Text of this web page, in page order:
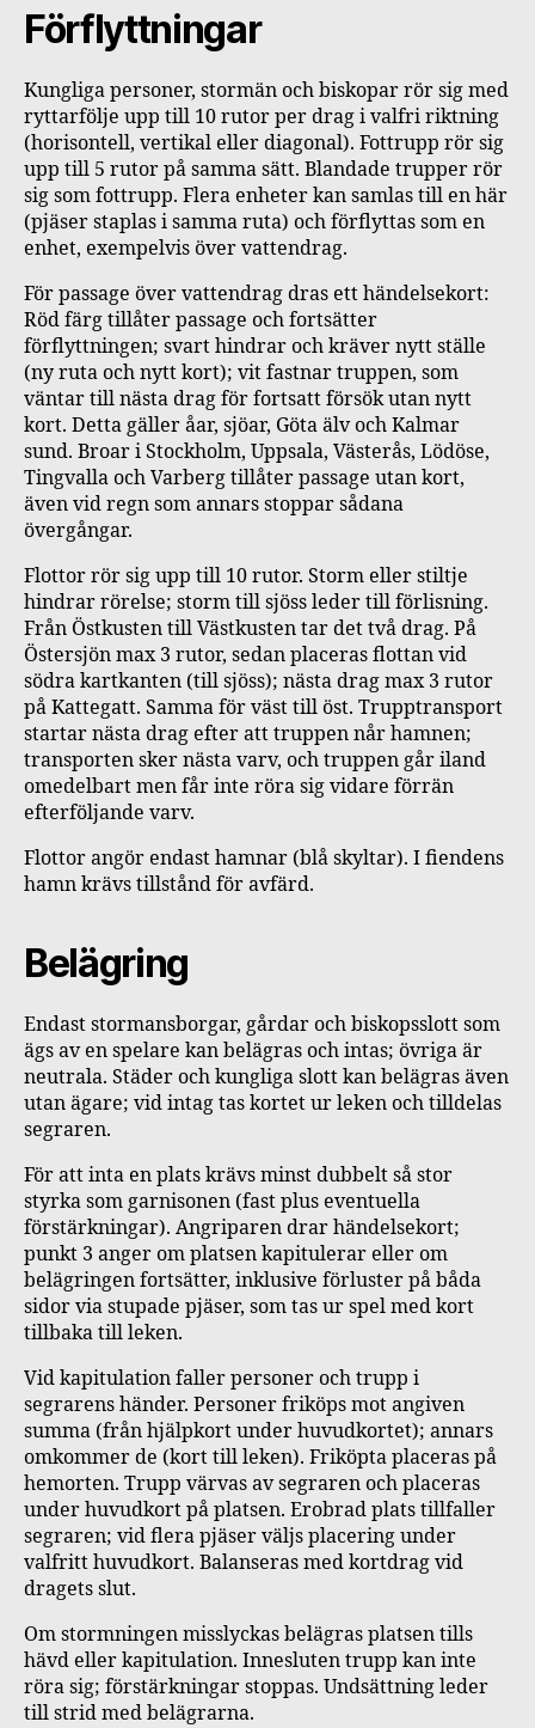
Förflyttningar
Kungliga personer, stormän och biskopar rör sig med
ryttarfölje upp till 10 rutor per drag i valfri riktning
(horisontell, vertikal eller diagonal). Fottrupp rör sig
upp till 5 rutor på samma sätt. Blandade trupper rör
sig som fottrupp. Flera enheter kan samlas till en här
(pjäser staplas i samma ruta) och förflyttas som en
enhet, exempelvis över vattendrag.
För passage över vattendrag dras ett händelsekort:
Röd färg tillåter passage och fortsätter
förflyttningen; svart hindrar och kräver nytt ställe
(ny ruta och nytt kort); vit fastnar truppen, som
väntar till nästa drag för fortsatt försök utan nytt
kort. Detta gäller åar, sjöar, Göta älv och Kalmar
sund. Broar i Stockholm, Uppsala, Västerås, Lödöse,
Tingvalla och Varberg tillåter passage utan kort,
även vid regn som annars stoppar sådana
övergångar.
Flottor rör sig upp till 10 rutor. Storm eller stiltje
hindrar rörelse; storm till sjöss leder till förlisning.
Från Östkusten till Västkusten tar det två drag. På
Östersjön max 3 rutor, sedan placeras flottan vid
södra kartkanten (till sjöss); nästa drag max 3 rutor
på Kattegatt. Samma för väst till öst. Trupptransport
startar nästa drag efter att truppen når hamnen;
transporten sker nästa varv, och truppen går iland
omedelbart men får inte röra sig vidare förrän
efterföljande varv.
Flottor angör endast hamnar (blå skyltar). I fiendens
hamn krävs tillstånd för avfärd.
Belägring
Endast stormansborgar, gårdar och biskopsslott som
ägs av en spelare kan belägras och intas; övriga är
neutrala. Städer och kungliga slott kan belägras även
utan ägare; vid intag tas kortet ur leken och tilldelas
segraren.
För att inta en plats krävs minst dubbelt så stor
styrka som garnisonen (fast plus eventuella
förstärkningar). Angriparen drar händelsekort;
punkt 3 anger om platsen kapitulerar eller om
belägringen fortsätter, inklusive förluster på båda
sidor via stupade pjäser, som tas ur spel med kort
tillbaka till leken.
Vid kapitulation faller personer och trupp i
segrarens händer. Personer friköps mot angiven
summa (från hjälpkort under huvudkortet); annars
omkommer de (kort till leken). Friköpta placeras på
hemorten. Trupp värvas av segraren och placeras
under huvudkort på platsen. Erobrad plats tillfaller
segraren; vid flera pjäser väljs placering under
valfritt huvudkort. Balanseras med kortdrag vid
dragets slut.
Om stormningen misslyckas belägras platsen tills
hävd eller kapitulation. Innesluten trupp kan inte
röra sig; förstärkningar stoppas. Undsättning leder
till strid med belägrarna.